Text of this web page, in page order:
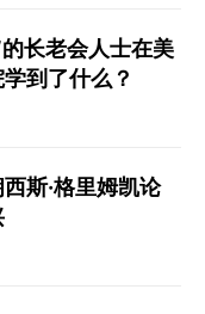
长老会人士在美
到了什么？
斯·格里姆凯论